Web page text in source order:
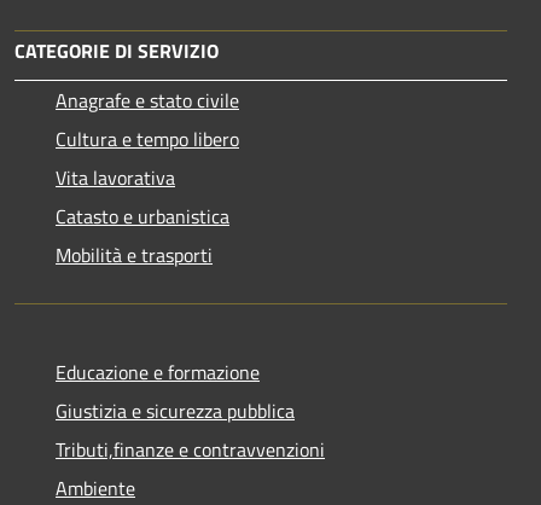
CATEGORIE DI SERVIZIO
Anagrafe e stato civile
Cultura e tempo libero
Vita lavorativa
Catasto e urbanistica
Mobilità e trasporti
Educazione e formazione
Giustizia e sicurezza pubblica
Tributi,finanze e contravvenzioni
Ambiente